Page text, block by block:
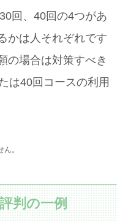
回、40回の4つがあ
かは人それぞれです
の場合は対策すべき
は40回コースの利用
。
判の一例